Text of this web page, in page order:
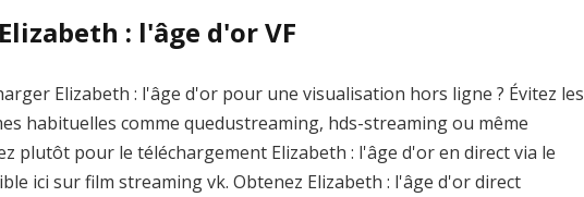
: l'âge d'or VF
Elizabeth : l'âge d'or pour une visualisation hors ligne ? Évitez les
habituelles comme quedustreaming, hds-streaming ou même
plutôt pour le téléchargement Elizabeth : l'âge d'or en direct via le
ici sur film streaming vk. Obtenez Elizabeth : l'âge d'or direct